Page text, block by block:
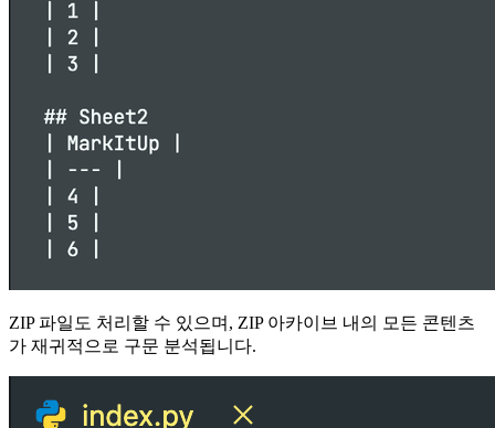
ZIP 파일도 처리할 수 있으며, ZIP 아카이브 내의 모든 콘텐츠
가 재귀적으로 구문 분석됩니다.